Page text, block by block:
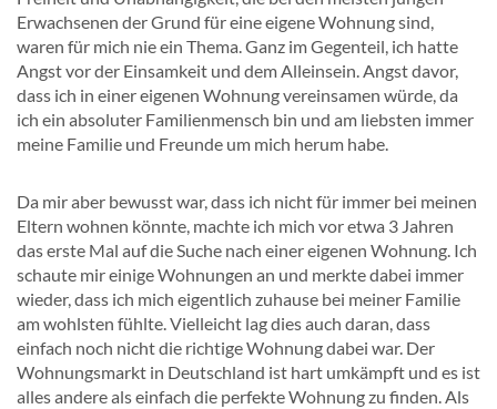
Erwachsenen der Grund für eine eigene Wohnung sind,
waren für mich nie ein Thema. Ganz im Gegenteil, ich hatte
Angst vor der Einsamkeit und dem Alleinsein. Angst davor,
dass ich in einer eigenen Wohnung vereinsamen würde, da
ich ein absoluter Familienmensch bin und am liebsten immer
meine Familie und Freunde um mich herum habe.
Da mir aber bewusst war, dass ich nicht für immer bei meinen
Eltern wohnen könnte, machte ich mich vor etwa 3 Jahren
das erste Mal auf die Suche nach einer eigenen Wohnung. Ich
schaute mir einige Wohnungen an und merkte dabei immer
wieder, dass ich mich eigentlich zuhause bei meiner Familie
am wohlsten fühlte. Vielleicht lag dies auch daran, dass
einfach noch nicht die richtige Wohnung dabei war. Der
Wohnungsmarkt in Deutschland ist hart umkämpft und es ist
alles andere als einfach die perfekte Wohnung zu finden. Als